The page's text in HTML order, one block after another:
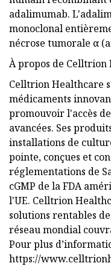
adalimumab.
monoclonal
nécrose tumorale α
À propos de Celltrion
Celltrion Healthcare
médicaments
promouvoir l'accès
avancées. Ses
installations de
pointe, conçues et
réglementations de
cGMP de la FDA
l'UE. Celltrion
solutions rentables
réseau mondial
Pour plus
https://